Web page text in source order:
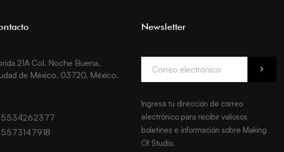
21A Col. Noche Buena,
de México, 03720, México.
5534262377
5573147918
Newsletter
Ingresa tu dirección de correo
electrónico para recibir valiosos
boletines e información sobre Making
Of Studio.